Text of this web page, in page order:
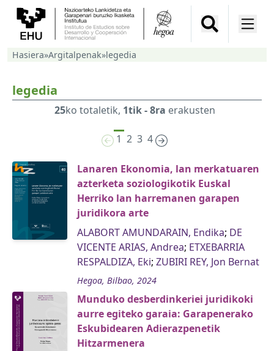
Hasiera»Argitalpenak»legedia
legedia
25ko totaletik, 1tik - 8ra erakusten
1 2 3 4
Lanaren Ekonomia, lan merkatuaren
azterketa soziologikotik Euskal
Herriko lan harremanen garapen
juridikora arte
ALABORT AMUNDARAIN, Endika; DE
VICENTE ARIAS, Andrea; ETXEBARRIA
RESPALDIZA, Eki; ZUBIRI REY, Jon Bernat
Hegoa, Bilbao, 2024
Munduko desberdinkeriei juridikoki
aurre egiteko garaia: Garapenerako
Eskubidearen Adierazpenetik
Hitzarmenera